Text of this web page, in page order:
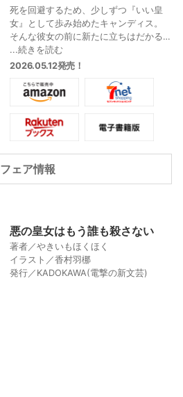
死を回避するため、少しずつ『いい皇
女』として歩み始めたキャンディス。
そんな彼女の前に新たに立ちはだかる
のは、次兄のリュカ、祖父のラジヴィ
ー公爵、そして――前はその愛を残酷
なほどに求めていた父親である皇帝
で…。
...続きを読む
2026.05.12発売！
フェア情報
悪の皇女はもう誰も殺さない
著者／やきいもほくほく
イラスト／香村羽梛
発行／KADOKAWA(電撃の新文芸)